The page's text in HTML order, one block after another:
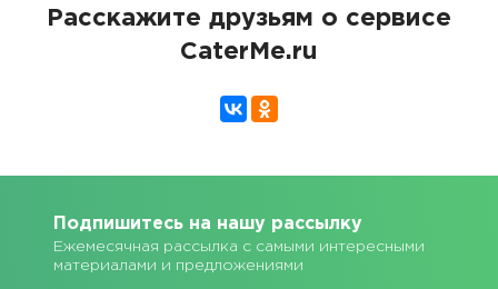
Расскажите друзьям о сервисе
CaterMe.ru
Подпишитесь на нашу рассылку
Ежемесячная рассылка с самыми интересными
материалами и предложениями